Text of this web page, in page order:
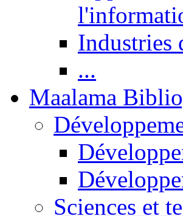
Industries
...
Maalama
Sciences et